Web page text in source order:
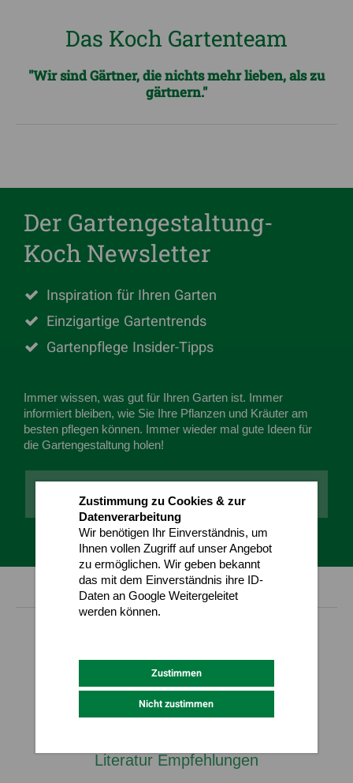
Das Koch Gartenteam
"Wir sind Gärtner, die nichts mehr lieben, als zu
gärtnern."
Der Gartengestaltung-
Koch Newsletter
Inspiration für Ihren Garten
Einzigartige Gartentrends
Gartenpflege Insider-Tipps
Immer wissen, was gut für Ihren Garten ist. Immer
informiert bleiben, wie Sie Ihre Pflanzen und Kräuter am
besten pflegen können. Immer wieder mal gute Ideen für
die Gartengestaltung holen!
Weiter zur Anmeldung
Garten Feeds
aktuelle Garten-Projekte
Garten News
Literatur Empfehlungen
Zustimmung zu Cookies & zur
Datenverarbeitung
Wir benötigen Ihr Einverständnis, um
Ihnen vollen Zugriff auf unser Angebot
zu ermöglichen. Wir geben bekannt
das mit dem Einverständnis ihre ID-
Daten an Google Weitergeleitet
werden können.
Zustimmen
Nicht zustimmen